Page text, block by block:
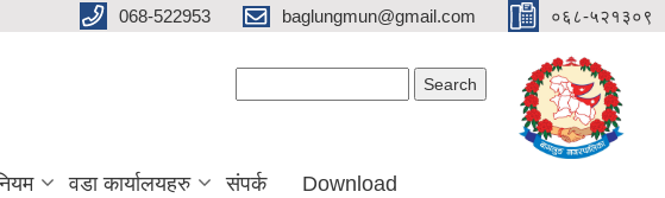
068-522953 baglungmun@gmail.com ०६८-५२१३०९
वडा कार्यालयहरु संपर्क Download